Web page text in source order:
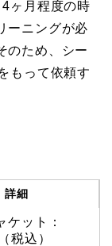
ヶ月程度の時
ーニングが必
のため、シー
もって依頼す
詳細
ケット：
税込）